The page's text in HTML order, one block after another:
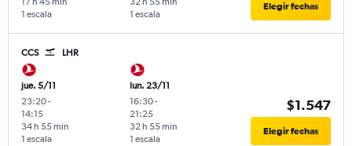
1 escala 1 escala
Elegir fechas
CCS LHR
jue. 5/11
23:20-
14:15
1 escala
34 h 55 min
lun. 23/11
16:30-
21:25
1 escala
32 h 55 min
$1.547
Elegir fechas